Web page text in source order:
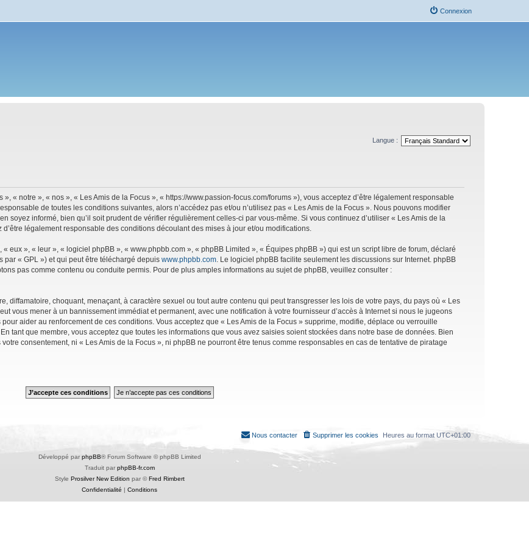
Connexion
Langue :
« notre », « nos », « Les Amis de la Focus », « https://www.passion-focus.com/forums »), vous acceptez d’être légalement responsable
de toutes les conditions suivantes, alors n’accédez pas et/ou n’utilisez pas « Les Amis de la Focus ». Nous pouvons modifier
soyez informé, bien qu’il soit prudent de vérifier régulièrement celles-ci par vous-même. Si vous continuez d’utiliser « Les Amis de la
légalement responsable des conditions découlant des mises à jour et/ou modifications.
eux », « leur », « logiciel phpBB », « www.phpbb.com », « phpBB Limited », « Équipes phpBB ») qui est un script libre de forum, déclaré
par « GPL ») et qui peut être téléchargé depuis www.phpbb.com . Le logiciel phpBB facilite seulement les discussions sur Internet. phpBB
pas comme contenu ou conduite permis. Pour de plus amples informations au sujet de phpBB, veuillez consulter :
diffamatoire, choquant, menaçant, à caractère sexuel ou tout autre contenu qui peut transgresser les lois de votre pays, du pays où « Les
vous mener à un bannissement immédiat et permanent, avec une notification à votre fournisseur d’accès à Internet si nous le jugeons
aider au renforcement de ces conditions. Vous acceptez que « Les Amis de la Focus » supprime, modifie, déplace ou verrouille
tant que membre, vous acceptez que toutes les informations que vous avez saisies soient stockées dans notre base de données. Bien
consentement, ni « Les Amis de la Focus », ni phpBB ne pourront être tenus comme responsables en cas de tentative de piratage
Heures au format UTC+01:00
Supprimer les cookies
Nous contacter
Développé par phpBB® Forum Software © phpBB Limited
Traduit par phpBB-fr.com
Style Prosilver New Edition par ©Fred Rimbert
Confidentialité | Conditions